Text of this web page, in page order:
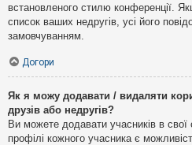
встановленого стилю конференції.
список ваших недругів, усі його
замовчуванням.
Догори
Як я можу додавати / видаляти
друзів або недругів?
Ви можете додавати учасників в
профілі кожного учасника є